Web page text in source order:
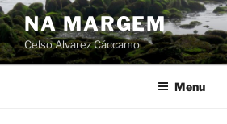
Skip
to
content
NA MARGEM
Celso Alvarez Cáccamo
Menu